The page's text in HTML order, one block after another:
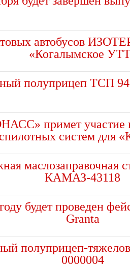
автобусов
«Когалымское
полуприцеп ТСП
примет участие
систем для
маслозаправочная
КАМАЗ-43118
будет проведен
Granta
полуприцеп-
0000004